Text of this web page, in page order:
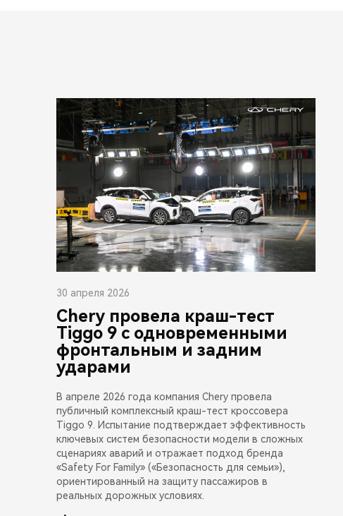
30 апреля 2026
Chery провела краш-тест
Tiggo 9 с одновременными
фронтальным и задним
ударами
В апреле 2026 года компания Chery провела
публичный комплексный краш-тест кроссовера
Tiggo 9. Испытание подтверждает эффективность
ключевых систем безопасности модели в сложных
сценариях аварий и отражает подход бренда
«Safety For Family» («Безопасность для семьи»),
ориентированный на защиту пассажиров в
реальных дорожных условиях.